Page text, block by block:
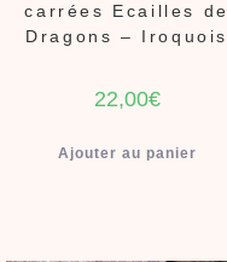
carrées Ecailles de
Dragons – Iroquois
22,00€
Ajouter au panier